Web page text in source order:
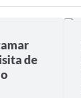
de